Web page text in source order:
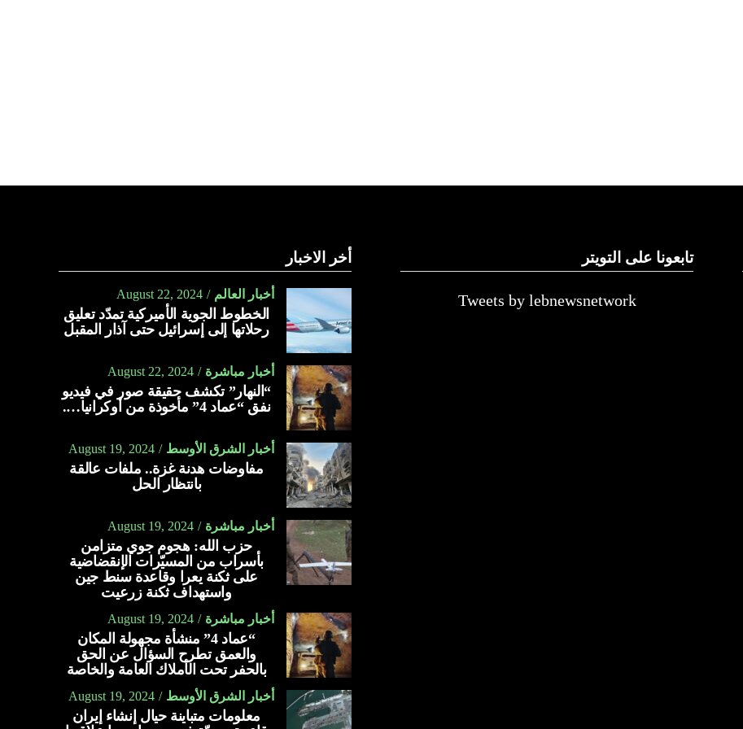
تابعونا على التويتر
Tweets by lebnewsnetwork
أخر الاخبار
أخبار العالم August 22, 2024
الخطوط الجوية الأميركية تمدّد تعليق
رحلاتها إلى إسرائيل حتى آذار المقبل
أخبار مباشرة August 22, 2024
“النهار” تكشف حقيقة صور في فيديو
نفق “عماد 4” مأخوذة من أوكرانيا….
أخبار الشرق الأوسط August 19, 2024
مفاوضات هدنة غزة.. ملفات عالقة
بانتظار الحل
أخبار مباشرة August 19, 2024
حزب الله: هجوم جوي متزامن
بأسراب من المسيّرات الإنقضاضية
على ثكنة يعرا وقاعدة سنط جين
واستهداف ثكنة زرعيت
أخبار مباشرة August 19, 2024
“عماد 4” منشأة مجهولة المكان
والعمق تطرح السؤال عن الحق
بالحفر تحت الأملاك العامة والخاصة
أخبار الشرق الأوسط August 19, 2024
معلومات متباينة حيال إنشاء إيران